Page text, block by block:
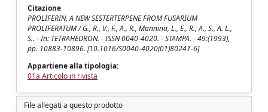
Citazione
PROLIFERIN, A NEW SESTERTERPENE FROM FUSARIUM
PROLIFERATUM / G., R., V., F., A., R., Mannina, L., E., R., A., S., A. L.,
S.. - In: TETRAHEDRON. - ISSN 0040-4020. - STAMPA. - 49:(1993),
pp. 10883-10896. [10.1016/S0040-4020(01)80241-6]
Appartiene alla tipologia:
01a Articolo in rivista
File allegati a questo prodotto